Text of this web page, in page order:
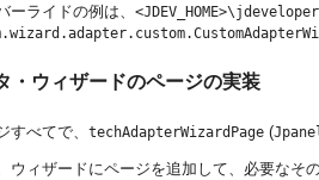
ライドの例は、
・ウィザードのページの実装
すべてで、 techAdapterWizardPage (
ウィザードにページを追加して、必要なそ